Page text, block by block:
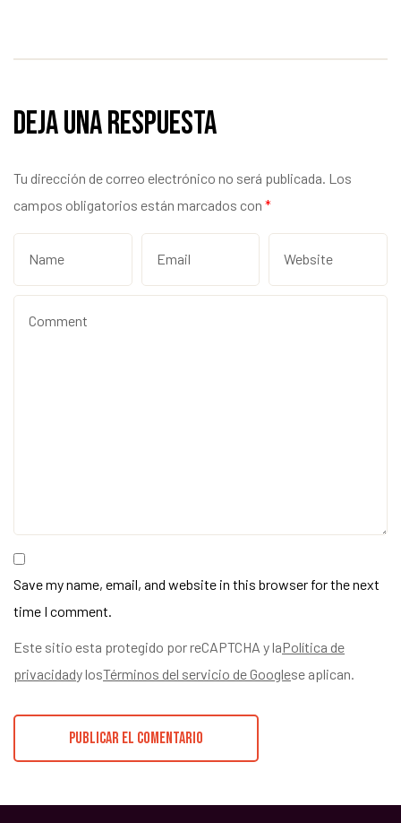
Deja una respuesta
Tu dirección de correo electrónico no será publicada. Los
campos obligatorios están marcados con *
Save my name, email, and website in this browser for the next
time I comment.
Este sitio esta protegido por reCAPTCHA y laPolítica de
privacidady losTérminos del servicio de Googlese aplican.